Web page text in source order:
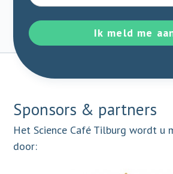
Ik meld me
Sponsors & partners
Het Science Café Tilburg wordt u
door: